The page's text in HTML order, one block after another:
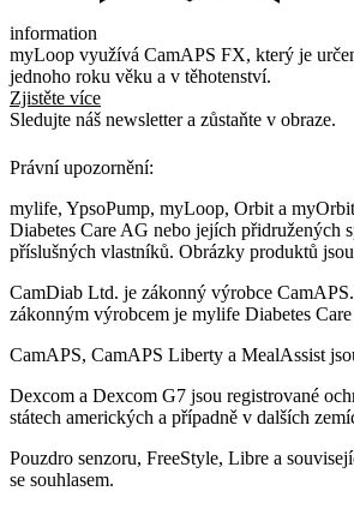
information
myLoop využívá CamAPS FX, který je
jednoho roku věku a v těhotenství.
Zjistěte více
Sledujte náš newsletter a zůstaňte v obraze.
Právní upozornění:
mylife, YpsoPump, myLoop, Orbit a
Diabetes Care AG nebo jejích přidružených
příslušných vlastníků. Obrázky produktů
CamDiab Ltd. je zákonný výrobce
zákonným výrobcem je mylife Diabetes
CamAPS, CamAPS Liberty a MealAssist
Dexcom a Dexcom G7 jsou registrované
státech amerických a případně v dalších
Pouzdro senzoru, FreeStyle, Libre a
se souhlasem.